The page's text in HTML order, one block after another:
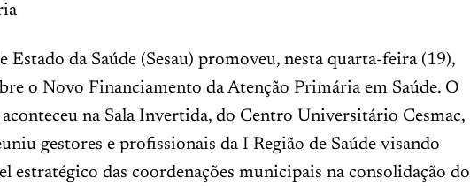
Estado da Saúde (Sesau) promoveu, nesta quarta-feira (19),
o Novo Financiamento da Atenção Primária em Saúde. O
na Sala Invertida, do Centro Universitário Cesmac,
gestores e profissionais da I Região de Saúde visando
estratégico das coordenações municipais na consolidação do